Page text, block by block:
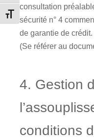
Changer la taille de la
consultation
sécurité n° 4
de garantie de crédit.
(Se référer au
4. Gestion
conditions